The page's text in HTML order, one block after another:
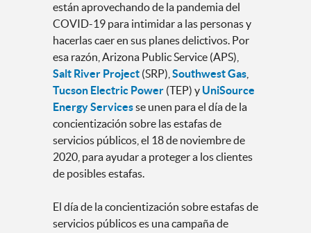
están aprovechando de la pandemia del
COVID-19 para intimidar a las personas y
hacerlas caer en sus planes delictivos. Por
esa razón, Arizona Public Service (APS),
Salt River Project (SRP), Southwest Gas
Tucson Electric Power (TEP) y UniSource
Energy Servicesse unen para el día de la
concientización sobre las estafas de
servicios públicos, el 18 de noviembre de
2020, para ayudar a proteger a los clientes
de posibles estafas.
El día de la concientización sobre estafas de
servicios públicos es una campaña de